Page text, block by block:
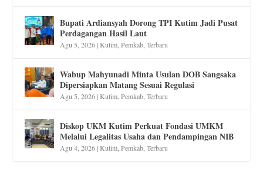
Bupati Ardiansyah Dorong TPI Kutim Jadi Pusat
Perdagangan Hasil Laut
Agu 5, 2026|Kutim,Pemkab,Terbaru
Wabup Mahyunadi Minta Usulan DOB Sangsaka
Dipersiapkan Matang Sesuai Regulasi
Agu 5, 2026|Kutim,Pemkab,Terbaru
Diskop UKM Kutim Perkuat Fondasi UMKM
Melalui Legalitas Usaha dan Pendampingan NIB
Agu 4, 2026|Kutim,Pemkab,Terbaru